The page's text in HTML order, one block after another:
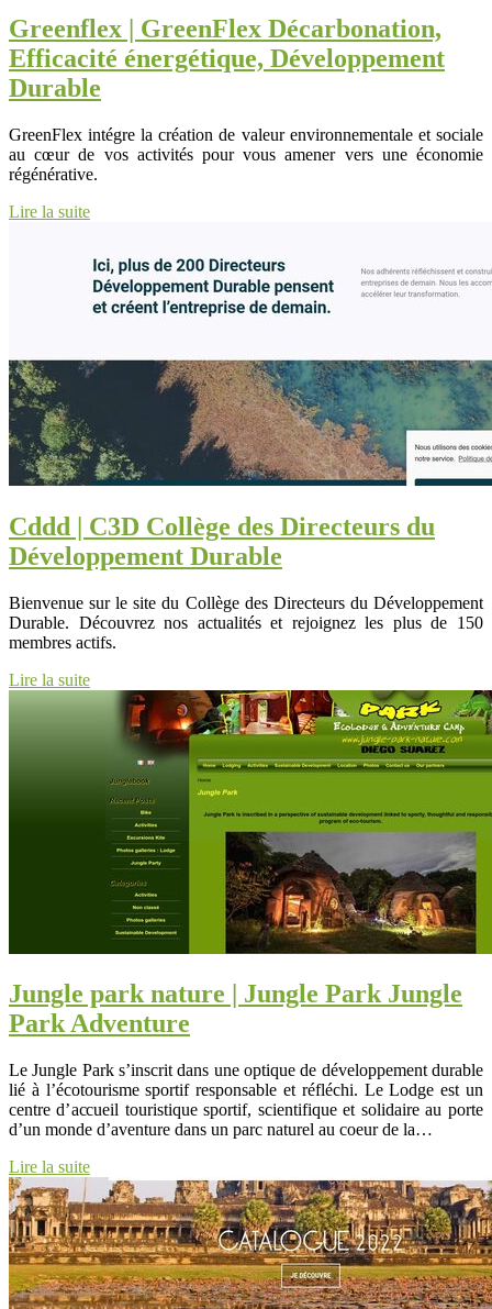
Greenflex | GreenFlex Décar­bona­tion,
Efficacité énergétique, Dévelop­pe­ment
Durable
GreenFlex intégre la création de valeur environnementale et sociale
au cœur de vos activités pour vous amener vers une économie
régénérative.
Lire la suite
Cddd | C3D Collège des Directeurs du
Dévelop­pe­ment Durable
Bienvenue sur le site du Collège des Directeurs du Développement
Durable. Découvrez nos actualités et rejoignez les plus de 150
membres actifs.
Lire la suite
Jungle park nature | Jungle Park Jungle
Park Adventure
Le Jungle Park s’inscrit dans une optique de développement durable
lié à l’écotourisme sportif responsable et réfléchi. Le Lodge est un
centre d’accueil touristique sportif, scientifique et solidaire au porte
d’un monde d’aventure dans un parc naturel au coeur de la…
Lire la suite